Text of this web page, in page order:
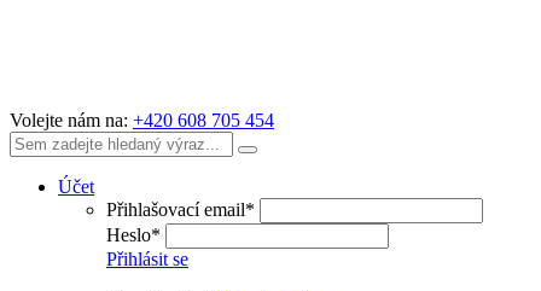
Volejte nám na: +420 608 705 454
Účet
Přihlašovací email*
Heslo*
Přihlásit se